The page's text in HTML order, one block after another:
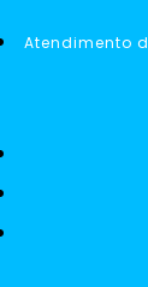
Atendimento